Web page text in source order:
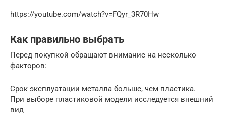
https://youtube.com/watch?v=FQyr_3R70Hw
Как правильно выбрать
Перед покупкой обращают внимание на несколько
факторов:
Срок эксплуатации металла больше, чем пластика.
При выборе пластиковой модели исследуется внешний
вид